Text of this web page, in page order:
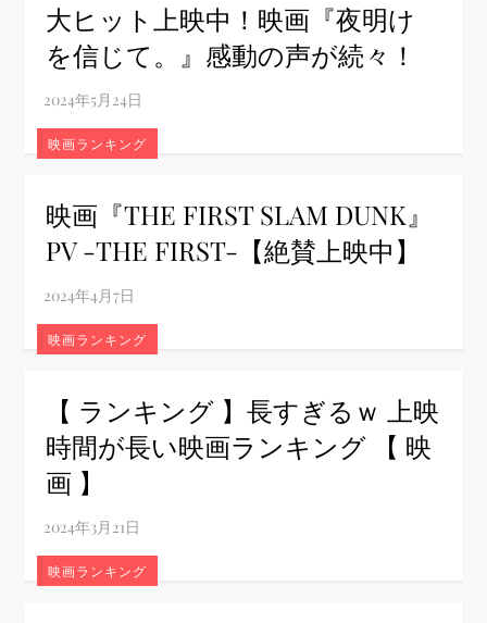
大ヒット上映中！映画『夜明け
を信じて。』感動の声が続々！
映画ランキング
映画『THE FIRST SLAM DUNK』
PV -THE FIRST-【絶賛上映中】
映画ランキング
【 ランキング 】長すぎるｗ 上映
時間が長い映画ランキング 【 映
画 】
映画ランキング